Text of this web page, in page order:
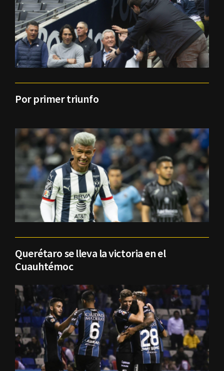
Por primer triunfo
Querétaro se lleva la victoria en el
Cuauhtémoc